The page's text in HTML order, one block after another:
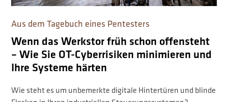
Aus dem Tagebuch eines Pentesters
Wenn das Werkstor früh schon offensteht
– Wie Sie OT-Cyberrisiken minimieren und
Ihre Systeme härten
Wie steht es um unbemerkte digitale Hintertüren und blinde